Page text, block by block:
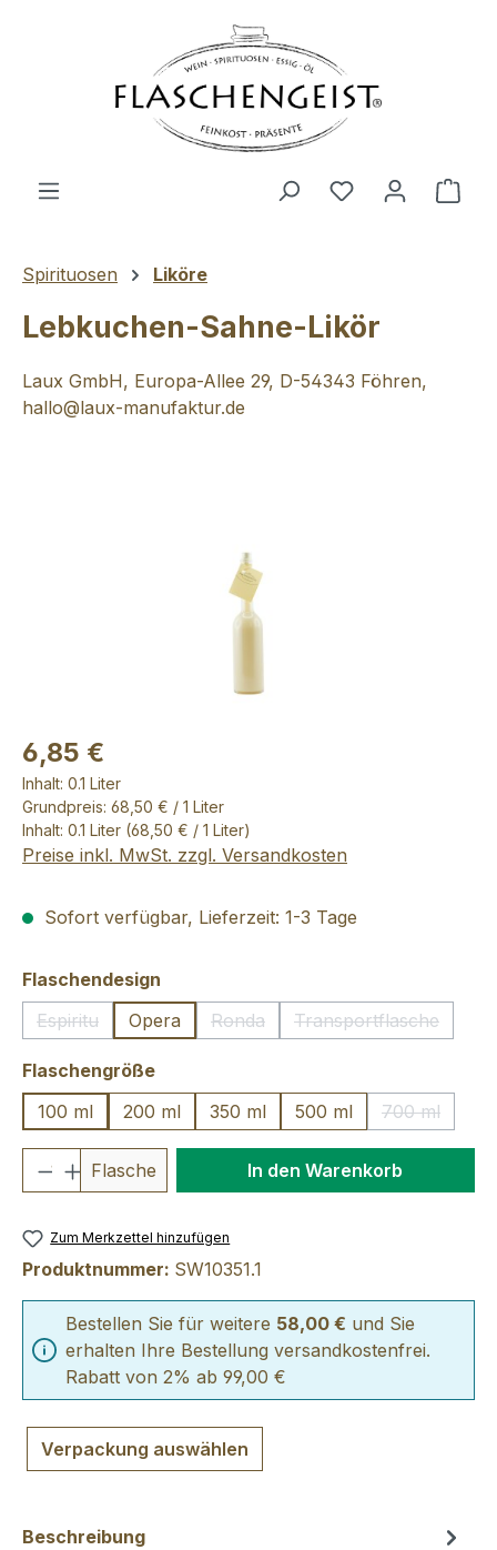
Du hast 0
Spirituosen Liköre
Lebkuchen-Sahne-Likör
Laux GmbH, Europa-Allee 29, D-54343 Föhren,
hallo@laux-manufaktur.de
6,85 €
Inhalt: 0.1 Liter
Grundpreis: 68,50 € / 1 Liter
Inhalt: 0.1 Liter (68,50 € / 1 Liter)
Preise inkl. MwSt. zzgl. Versandkosten
Sofort verfügbar, Lieferzeit: 1-3 Tage
Flaschendesign
Espiritu
(Diese Option ist zurzeit nicht verfügbar.)
Opera Ronda
(Diese Option ist zurzeit nicht
Transportflasche
(Diese Option ist
Flaschengrößeauswählen
100 ml
200 ml 350 ml 500 ml 700 ml
(Diese
Produkt Anzahl: Gib den
Flasche In den Warenkorb
Zum Merkzettel hinzufügen
Produktnummer: SW10351.1
Bestellen Sie für weitere 58,00 € und Sie
erhalten Ihre Bestellung versandkostenfrei.
Rabatt von 2% ab 99,00 €
Verpackung auswählen
Beschreibung